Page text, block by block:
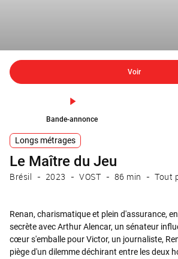
Voir
Bande-annonce
Longs métrages
Le Maître du Jeu
Brésil 2023 VOST 86 min Tout
Renan, charismatique et plein d'assurance,
secrète avec Arthur Alencar, un sénateur
cœur s'emballe pour Victor, un journaliste,
piège d'un dilemme déchirant entre les deux